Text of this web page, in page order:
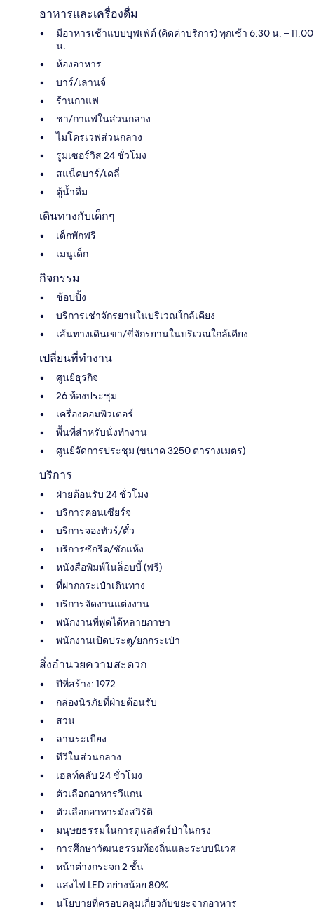
อาหารและเครื่องดื่ม
มีอาหารเช้าแบบบุฟเฟ่ต์ (คิดค่าบริการ) ทุกเช้า 6:30 น. – 11:00
น.
ห้องอาหาร
บาร์/เลานจ์
ร้านกาแฟ
ชา/กาแฟในส่วนกลาง
ไมโครเวฟส่วนกลาง
รูมเซอร์วิส 24 ชั่วโมง
สแน็คบาร์/เดลี่
ตู้น้ำดื่ม
เดินทางกับเด็กๆ
เด็กพักฟรี
เมนูเด็ก
กิจกรรม
ช้อปปิ้ง
บริการเช่าจักรยานในบริเวณใกล้เคียง
เส้นทางเดินเขา/ขี่จักรยานในบริเวณใกล้เคียง
เปลี่ยนที่ทำงาน
ศูนย์ธุรกิจ
26 ห้องประชุม
เครื่องคอมพิวเตอร์
พื้นที่สำหรับนั่งทำงาน
ศูนย์จัดการประชุม (ขนาด 3250 ตารางเมตร)
บริการ
ฝ่ายต้อนรับ 24 ชั่วโมง
บริการคอนเซียร์จ
บริการจองทัวร์/ตั๋ว
บริการซักรีด/ซักแห้ง
หนังสือพิมพ์ในล็อบบี้ (ฟรี)
ที่ฝากกระเป๋าเดินทาง
บริการจัดงานแต่งงาน
พนักงานที่พูดได้หลายภาษา
พนักงานเปิดประตู/ยกกระเป๋า
สิ่งอำนวยความสะดวก
ปีที่สร้าง: 1972
กล่องนิรภัยที่ฝ่ายต้อนรับ
สวน
ลานระเบียง
ทีวีในส่วนกลาง
เฮลท์คลับ 24 ชั่วโมง
ตัวเลือกอาหารวีแกน
ตัวเลือกอาหารมังสวิรัติ
มนุษยธรรมในการดูแลสัตว์ป่าในกรง
การศึกษาวัฒนธรรมท้องถิ่นและระบบนิเวศ
หน้าต่างกระจก 2 ชั้น
แสงไฟ LED อย่างน้อย 80%
นโยบายที่ครอบคลุมเกี่ยวกับขยะจากอาหาร